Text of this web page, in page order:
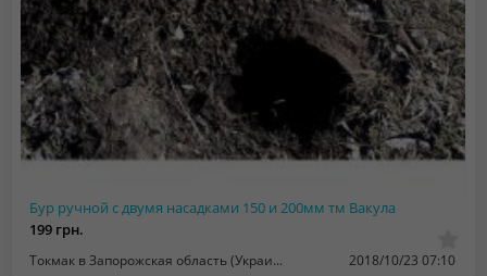
Бур ручной с двумя насадками 150 и 200мм тм Вакула
199 грн.
Токмак в Запорожская область (Украина) 2018/10/23 07:10